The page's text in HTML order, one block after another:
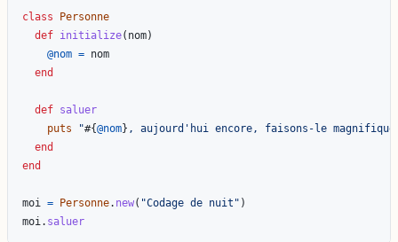
class
Personne
def initialize( nom)
@nom = nom
end
def saluer
puts
"#{@nom} , aujourd'hui encore, faisons-le
end
end
moi = Personne. new( "Codage de nuit" )
moi . saluer